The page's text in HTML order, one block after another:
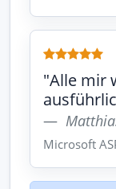
"Alle mir
Microsoft